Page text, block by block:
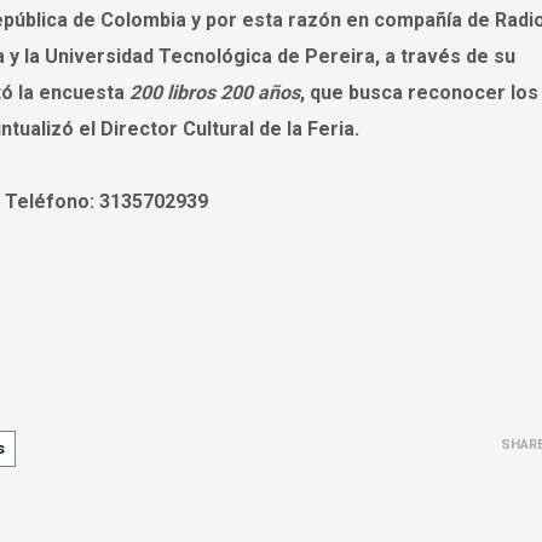
de Colombia y por esta razón en compañía de
la Universidad Tecnológica de Pereira, a través de su
la encuesta 200 libros 200 años, que busca reconocer
el Director Cultural de la Feria.
3135702939